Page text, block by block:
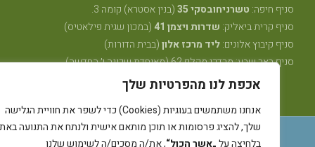
אכפת לנו מהפרטיות שלך
אנחנו משתמשים בעוגיות (Cookies) כדי לשפר את חוויית הגלישה
שלך, להציג פרסומות או תוכן מותאם אישית ולנתח את התנועה באתר.
בלחיצה על„אשר הכול“, את/ה מסכים/ה לשימוש שלנו
סניף חיפה:טשרניחובסקי 35
(בנין אסטרא) קומה 3.
סניף קרית ביאליק:שדרות ויצמן 41
(במכון שגית פילאטיס)
סניף קיבוץ אלונים:ליד מרכז אלון(בבית הדורות)
סניף באר שבע: מרדכי מקלף 62 (מאוחדת שכונה ו׳ החדשה)
רייבן מדיה - קידום ובניית אתרים